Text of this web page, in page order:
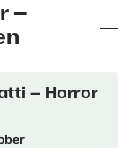
–
– Horror